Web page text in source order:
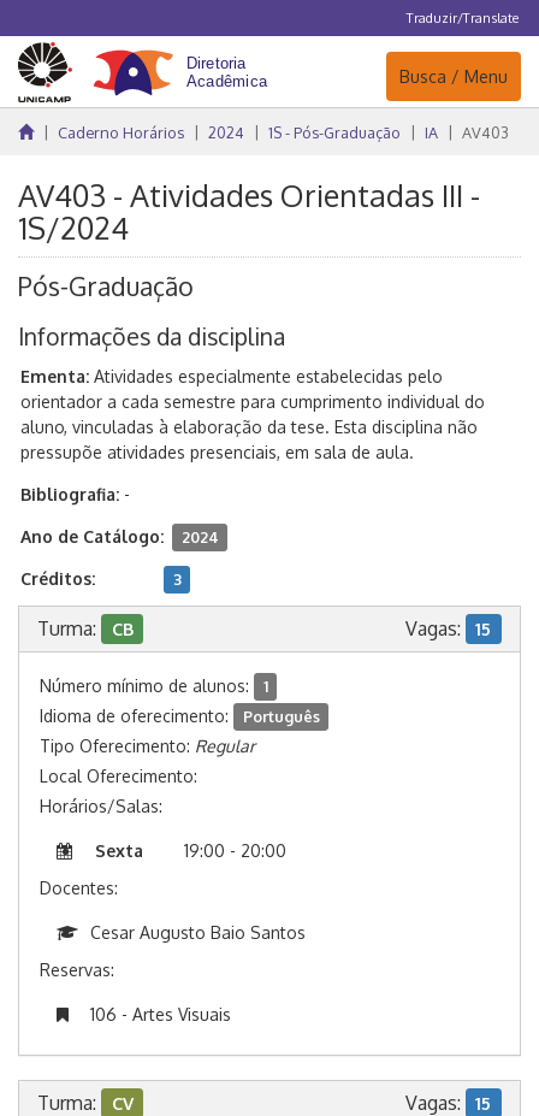
Traduzir/Translate
Navegação
Busca / Menu
Caderno Horários 2024 1S - Pós-Graduação IA AV403
AV403 - Atividades Orientadas III -
1S/2024
Pós-Graduação
Informações da disciplina
Ementa: Atividades especialmente estabelecidas pelo
orientador a cada semestre para cumprimento individual do
aluno, vinculadas à elaboração da tese. Esta disciplina não
pressupõe atividades presenciais, em sala de aula.
Bibliografia: -
Ano de Catálogo: 2024
Créditos: 3
Turma: CB Vagas: 15
Número mínimo de alunos: 1
Idioma de oferecimento: Português
Tipo Oferecimento: Regular
Local Oferecimento:
Horários/Salas:
Sexta
19:00 - 20:00
Docentes:
Cesar Augusto Baio Santos
Reservas:
106 - Artes Visuais
Turma: CV Vagas: 15